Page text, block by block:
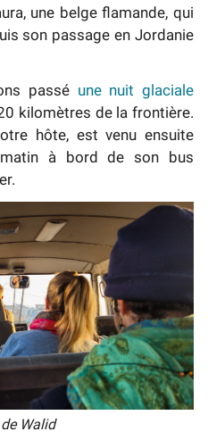
une belge flamande, qui
son passage en Jordanie
passé une nuit glaciale
kilomètres de la frontière.
hôte, est venu ensuite
à bord de son bus
Walid